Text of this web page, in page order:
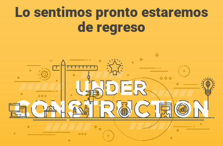
Lo sentimos pronto estaremos
de regreso